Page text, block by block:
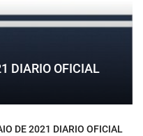
DIARIO OFICIAL
DE 2021 DIARIO OFICIAL